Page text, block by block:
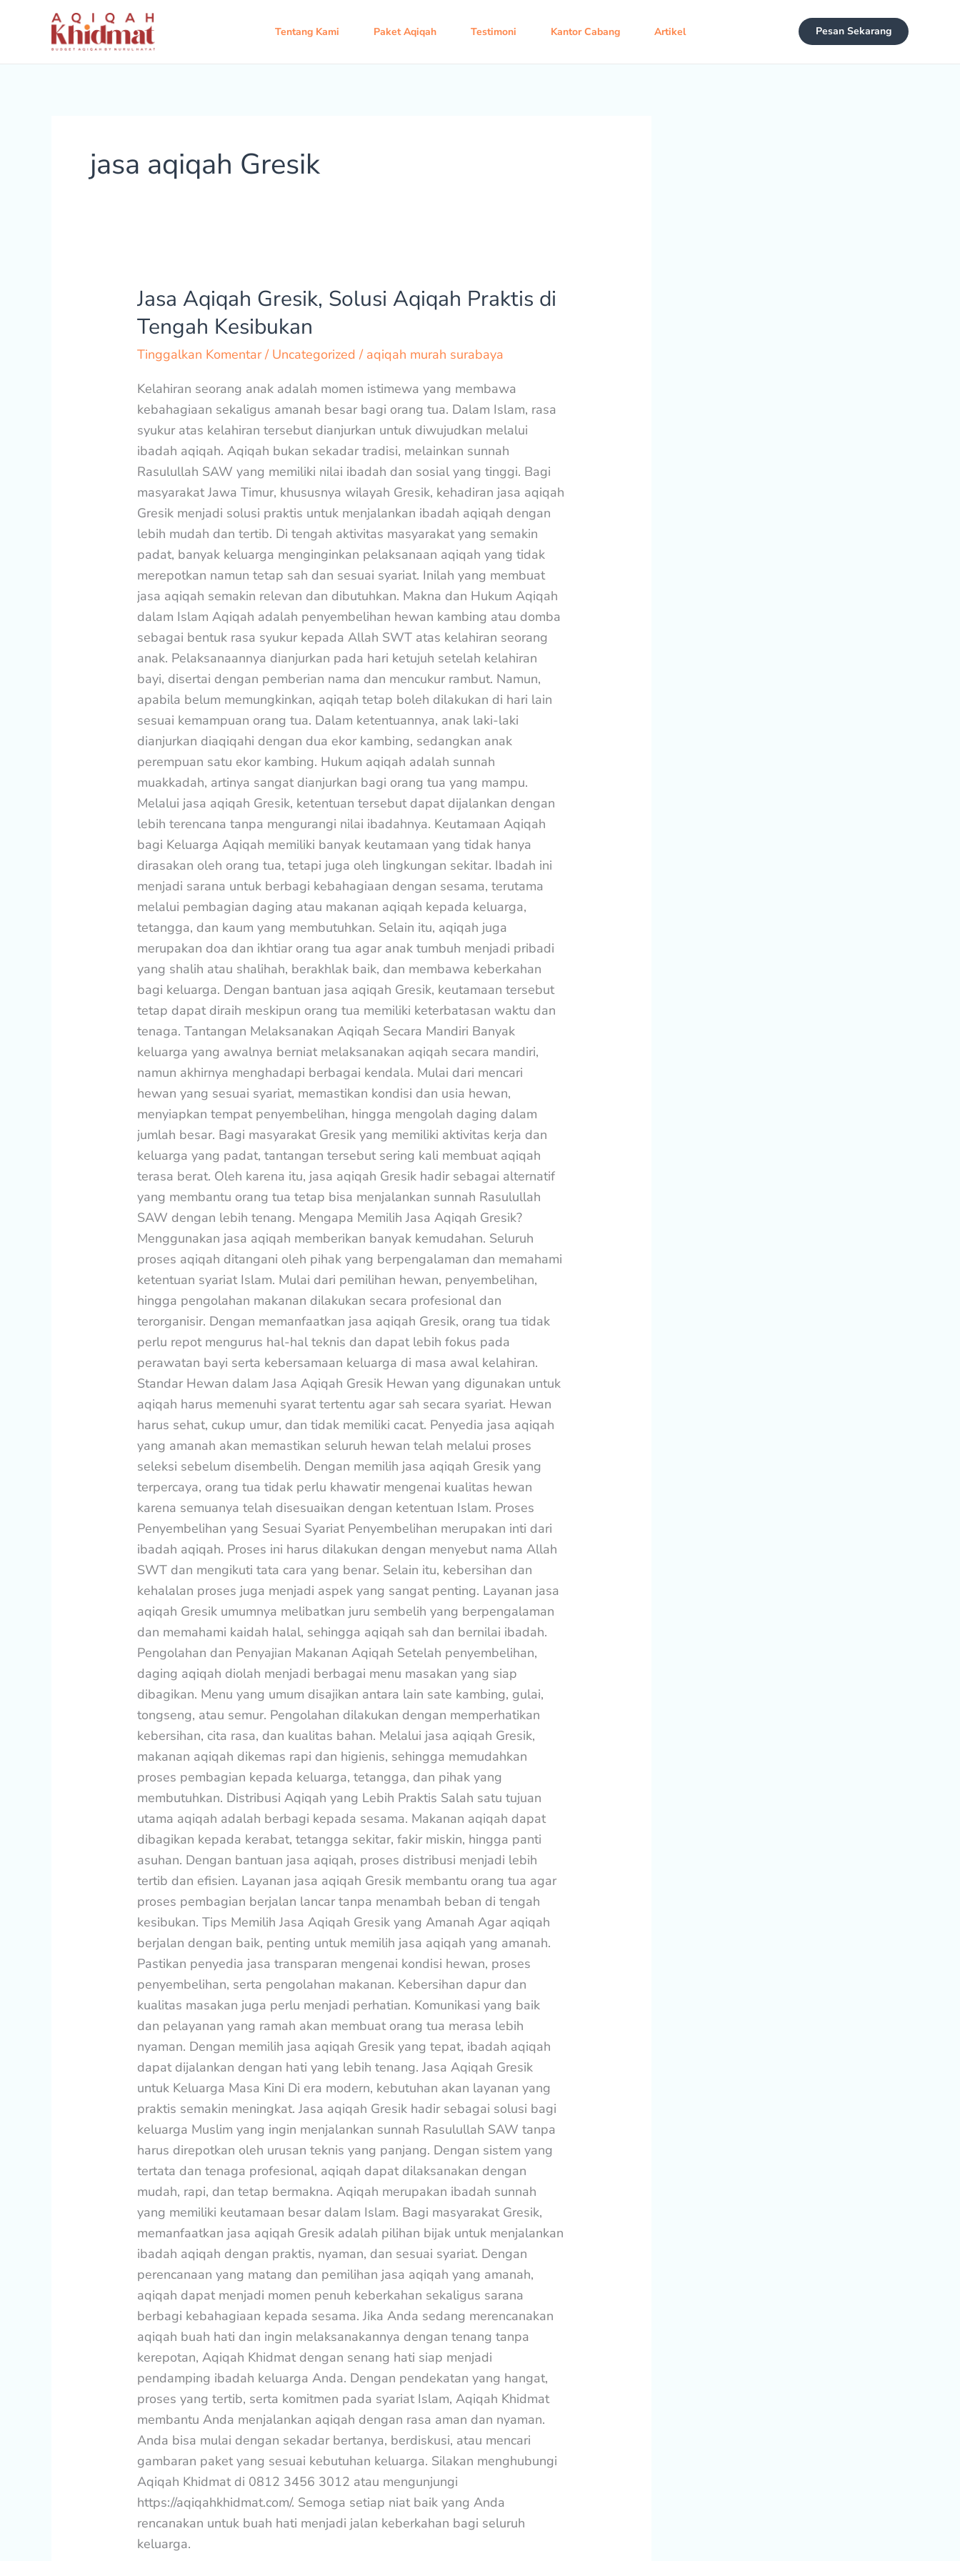
Tentang Kami Paket Aqiqah Testimoni Kantor Cabang Artikel Pesan Sekarang
jasa aqiqah Gresik
Jasa Aqiqah Gresik, Solusi Aqiqah Praktis di
Tengah Kesibukan
Tinggalkan Komentar / Uncategorized / aqiqah murah surabaya
Kelahiran seorang anak adalah momen istimewa yang membawa
kebahagiaan sekaligus amanah besar bagi orang tua. Dalam Islam, rasa
syukur atas kelahiran tersebut dianjurkan untuk diwujudkan melalui
ibadah aqiqah. Aqiqah bukan sekadar tradisi, melainkan sunnah
Rasulullah SAW yang memiliki nilai ibadah dan sosial yang tinggi. Bagi
masyarakat Jawa Timur, khususnya wilayah Gresik, kehadiran jasa aqiqah
Gresik menjadi solusi praktis untuk menjalankan ibadah aqiqah dengan
lebih mudah dan tertib. Di tengah aktivitas masyarakat yang semakin
padat, banyak keluarga menginginkan pelaksanaan aqiqah yang tidak
merepotkan namun tetap sah dan sesuai syariat. Inilah yang membuat
jasa aqiqah semakin relevan dan dibutuhkan. Makna dan Hukum Aqiqah
dalam Islam Aqiqah adalah penyembelihan hewan kambing atau domba
sebagai bentuk rasa syukur kepada Allah SWT atas kelahiran seorang
anak. Pelaksanaannya dianjurkan pada hari ketujuh setelah kelahiran
bayi, disertai dengan pemberian nama dan mencukur rambut. Namun,
apabila belum memungkinkan, aqiqah tetap boleh dilakukan di hari lain
sesuai kemampuan orang tua. Dalam ketentuannya, anak laki-laki
dianjurkan diaqiqahi dengan dua ekor kambing, sedangkan anak
perempuan satu ekor kambing. Hukum aqiqah adalah sunnah
muakkadah, artinya sangat dianjurkan bagi orang tua yang mampu.
Melalui jasa aqiqah Gresik, ketentuan tersebut dapat dijalankan dengan
lebih terencana tanpa mengurangi nilai ibadahnya. Keutamaan Aqiqah
bagi Keluarga Aqiqah memiliki banyak keutamaan yang tidak hanya
dirasakan oleh orang tua, tetapi juga oleh lingkungan sekitar. Ibadah ini
menjadi sarana untuk berbagi kebahagiaan dengan sesama, terutama
melalui pembagian daging atau makanan aqiqah kepada keluarga,
tetangga, dan kaum yang membutuhkan. Selain itu, aqiqah juga
merupakan doa dan ikhtiar orang tua agar anak tumbuh menjadi pribadi
yang shalih atau shalihah, berakhlak baik, dan membawa keberkahan
bagi keluarga. Dengan bantuan jasa aqiqah Gresik, keutamaan tersebut
tetap dapat diraih meskipun orang tua memiliki keterbatasan waktu dan
tenaga. Tantangan Melaksanakan Aqiqah Secara Mandiri Banyak
keluarga yang awalnya berniat melaksanakan aqiqah secara mandiri,
namun akhirnya menghadapi berbagai kendala. Mulai dari mencari
hewan yang sesuai syariat, memastikan kondisi dan usia hewan,
menyiapkan tempat penyembelihan, hingga mengolah daging dalam
jumlah besar. Bagi masyarakat Gresik yang memiliki aktivitas kerja dan
keluarga yang padat, tantangan tersebut sering kali membuat aqiqah
terasa berat. Oleh karena itu, jasa aqiqah Gresik hadir sebagai alternatif
yang membantu orang tua tetap bisa menjalankan sunnah Rasulullah
SAW dengan lebih tenang. Mengapa Memilih Jasa Aqiqah Gresik?
Menggunakan jasa aqiqah memberikan banyak kemudahan. Seluruh
proses aqiqah ditangani oleh pihak yang berpengalaman dan memahami
ketentuan syariat Islam. Mulai dari pemilihan hewan, penyembelihan,
hingga pengolahan makanan dilakukan secara profesional dan
terorganisir. Dengan memanfaatkan jasa aqiqah Gresik, orang tua tidak
perlu repot mengurus hal-hal teknis dan dapat lebih fokus pada
perawatan bayi serta kebersamaan keluarga di masa awal kelahiran.
Standar Hewan dalam Jasa Aqiqah Gresik Hewan yang digunakan untuk
aqiqah harus memenuhi syarat tertentu agar sah secara syariat. Hewan
harus sehat, cukup umur, dan tidak memiliki cacat. Penyedia jasa aqiqah
yang amanah akan memastikan seluruh hewan telah melalui proses
seleksi sebelum disembelih. Dengan memilih jasa aqiqah Gresik yang
terpercaya, orang tua tidak perlu khawatir mengenai kualitas hewan
karena semuanya telah disesuaikan dengan ketentuan Islam. Proses
Penyembelihan yang Sesuai Syariat Penyembelihan merupakan inti dari
ibadah aqiqah. Proses ini harus dilakukan dengan menyebut nama Allah
SWT dan mengikuti tata cara yang benar. Selain itu, kebersihan dan
kehalalan proses juga menjadi aspek yang sangat penting. Layanan jasa
aqiqah Gresik umumnya melibatkan juru sembelih yang berpengalaman
dan memahami kaidah halal, sehingga aqiqah sah dan bernilai ibadah.
Pengolahan dan Penyajian Makanan Aqiqah Setelah penyembelihan,
daging aqiqah diolah menjadi berbagai menu masakan yang siap
dibagikan. Menu yang umum disajikan antara lain sate kambing, gulai,
tongseng, atau semur. Pengolahan dilakukan dengan memperhatikan
kebersihan, cita rasa, dan kualitas bahan. Melalui jasa aqiqah Gresik,
makanan aqiqah dikemas rapi dan higienis, sehingga memudahkan
proses pembagian kepada keluarga, tetangga, dan pihak yang
membutuhkan. Distribusi Aqiqah yang Lebih Praktis Salah satu tujuan
utama aqiqah adalah berbagi kepada sesama. Makanan aqiqah dapat
dibagikan kepada kerabat, tetangga sekitar, fakir miskin, hingga panti
asuhan. Dengan bantuan jasa aqiqah, proses distribusi menjadi lebih
tertib dan efisien. Layanan jasa aqiqah Gresik membantu orang tua agar
proses pembagian berjalan lancar tanpa menambah beban di tengah
kesibukan. Tips Memilih Jasa Aqiqah Gresik yang Amanah Agar aqiqah
berjalan dengan baik, penting untuk memilih jasa aqiqah yang amanah.
Pastikan penyedia jasa transparan mengenai kondisi hewan, proses
penyembelihan, serta pengolahan makanan. Kebersihan dapur dan
kualitas masakan juga perlu menjadi perhatian. Komunikasi yang baik
dan pelayanan yang ramah akan membuat orang tua merasa lebih
nyaman. Dengan memilih jasa aqiqah Gresik yang tepat, ibadah aqiqah
dapat dijalankan dengan hati yang lebih tenang. Jasa Aqiqah Gresik
untuk Keluarga Masa Kini Di era modern, kebutuhan akan layanan yang
praktis semakin meningkat. Jasa aqiqah Gresik hadir sebagai solusi bagi
keluarga Muslim yang ingin menjalankan sunnah Rasulullah SAW tanpa
harus direpotkan oleh urusan teknis yang panjang. Dengan sistem yang
tertata dan tenaga profesional, aqiqah dapat dilaksanakan dengan
mudah, rapi, dan tetap bermakna. Aqiqah merupakan ibadah sunnah
yang memiliki keutamaan besar dalam Islam. Bagi masyarakat Gresik,
memanfaatkan jasa aqiqah Gresik adalah pilihan bijak untuk menjalankan
ibadah aqiqah dengan praktis, nyaman, dan sesuai syariat. Dengan
perencanaan yang matang dan pemilihan jasa aqiqah yang amanah,
aqiqah dapat menjadi momen penuh keberkahan sekaligus sarana
berbagi kebahagiaan kepada sesama. Jika Anda sedang merencanakan
aqiqah buah hati dan ingin melaksanakannya dengan tenang tanpa
kerepotan, Aqiqah Khidmat dengan senang hati siap menjadi
pendamping ibadah keluarga Anda. Dengan pendekatan yang hangat,
proses yang tertib, serta komitmen pada syariat Islam, Aqiqah Khidmat
membantu Anda menjalankan aqiqah dengan rasa aman dan nyaman.
Anda bisa mulai dengan sekadar bertanya, berdiskusi, atau mencari
gambaran paket yang sesuai kebutuhan keluarga. Silakan menghubungi
Aqiqah Khidmat di 0812 3456 3012 atau mengunjungi
https://aqiqahkhidmat.com/. Semoga setiap niat baik yang Anda
rencanakan untuk buah hati menjadi jalan keberkahan bagi seluruh
keluarga.
Jasa
Aqiqah
Gresik,
Solusi
Praktis
di
Tengah
Kesibukan